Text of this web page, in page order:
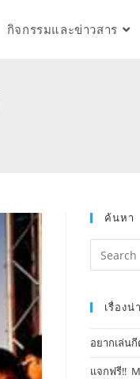
กิจกรรมและข่าวสาร
ค้นหา
เรื่องน่
อยากเล่นกี
แจกฟรี!!